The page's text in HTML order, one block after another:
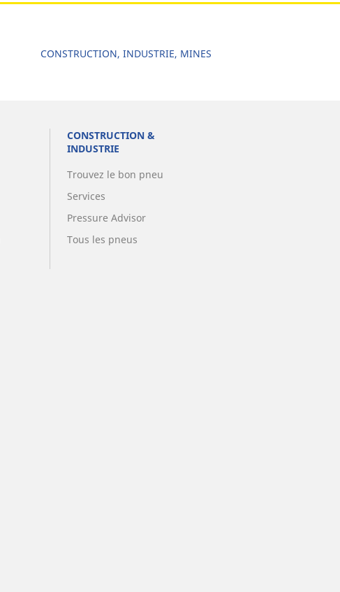
CONSTRUCTION, INDUSTRIE, MINES
CONSTRUCTION &
INDUSTRIE
Trouvez le bon pneu
Services
Pressure Advisor
Tous les pneus